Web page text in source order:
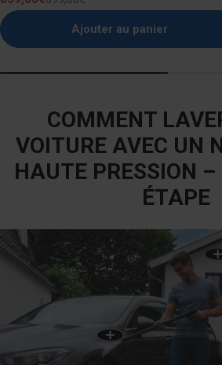
de
vente
normal
Ajouter au panier
COMMENT
VOITURE AVEC UN
HAUTE PRESSION
ÉTAPE